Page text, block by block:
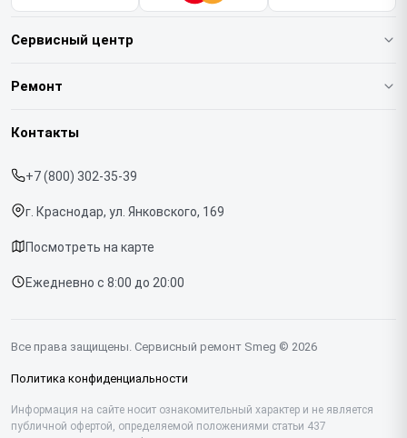
Сервисный центр
О нашем сервисе
Срочный ремонт
Доставка и способы оплаты
Диагностика
Контакты
Ремонт
Кофемашин
Винных шкафов
Вакууматоров
Контакты
+7 (800) 302-35-39
г. Краснодар, ул. Янковского, 169
Посмотреть на карте
Ежедневно с 8:00 до 20:00
Все права защищены. Сервисный ремонт Smeg © 2026
Политика конфиденциальности
Информация на сайте носит ознакомительный характер и не является
публичной офертой, определяемой положениями статьи 437